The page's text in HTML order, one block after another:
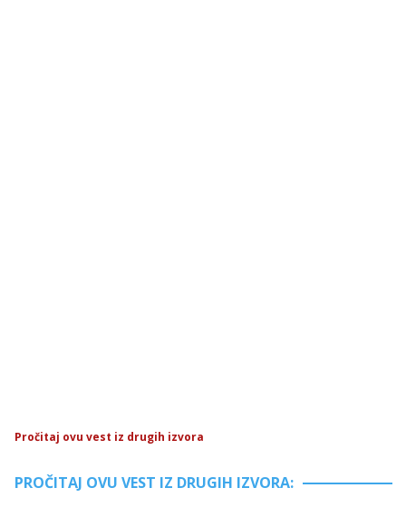
Pročitaj ovu vest iz drugih izvora
PROČITAJ OVU VEST IZ DRUGIH IZVORA: